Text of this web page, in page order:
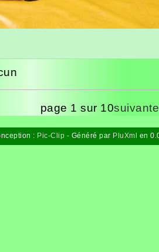
page 1 sur 10suivante
: Pic-Clip - Généré par PluXml en